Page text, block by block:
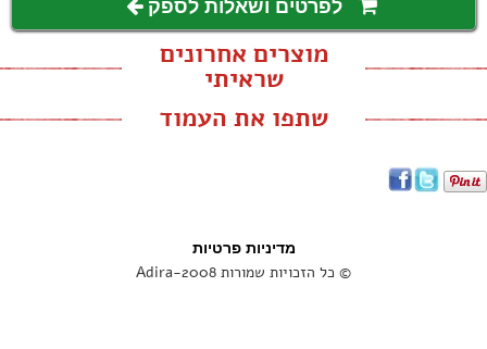
לפרטים ושאלות לספק
מוצרים אחרונים
שראיתי
שתפו את העמוד
מדיניות פרטיות
© כל הזכויות שמורות Adira-2008